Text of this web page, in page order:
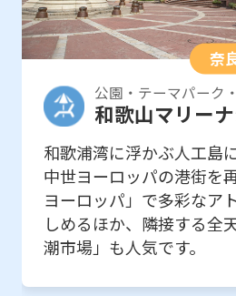
奈
公園・テーマパーク
和歌山マリー
和歌浦湾に浮かぶ人工島
中世ヨーロッパの港街を
ヨーロッパ」で多彩なア
しめるほか、隣接する全
潮市場」も人気です。